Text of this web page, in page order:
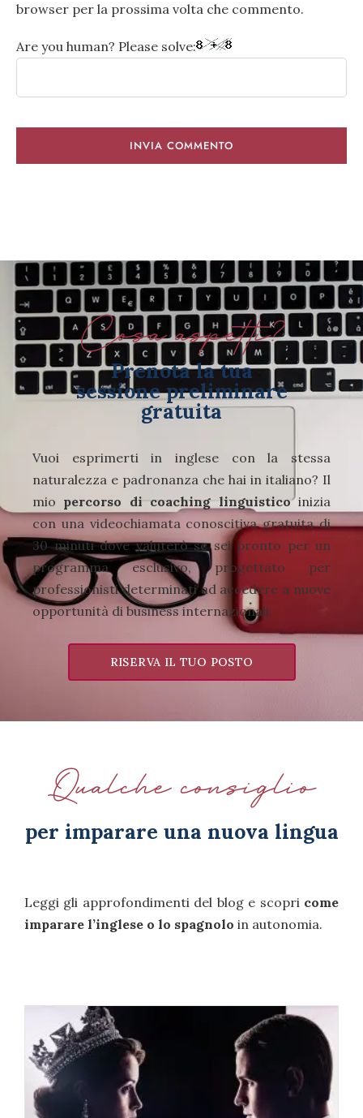
browser per la prossima volta che commento.
Are you human? Please solve:
Cosa aspetti?
Prenota la tua
sessione preliminare
gratuita
Vuoi esprimerti in inglese con la stessa
naturalezza e padronanza che hai in italiano? Il
mio percorso di coaching linguisticoinizia
con una videochiamata conoscitiva gratuita di
30 minuti dove valuterò se sei pronto per un
programma esclusivo, progettato per
professionisti determinati ad accedere a nuove
opportunità di business internazionali.
RISERVA IL TUO POSTO
Qualche consiglio
per imparare una nuova lingua
Leggi gli approfondimenti del blog e scopri come
imparare l’inglese o lo spagnolo in autonomia.